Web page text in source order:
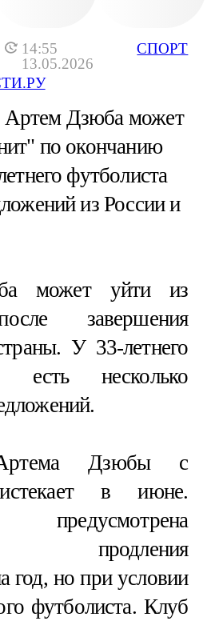
14:55
13.05.2026
СПОРТ
Дзюба может
по окончанию
футболиста
из России и
может уйти из
завершения
У 33-летнего
есть несколько
Дзюбы с
в июне.
предусмотрена
продления
год, но при условии
футболиста. Клуб